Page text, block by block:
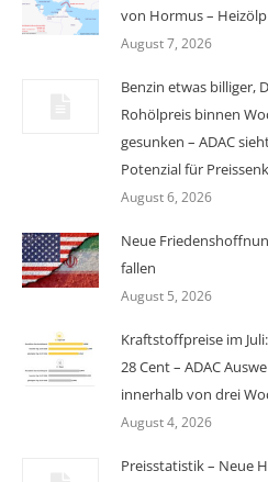
von Hormus –
August 7, 2026
Benzin etwas billiger,
Rohölpreis binnen
gesunken – ADAC
Potenzial für
August 6, 2026
Neue
fallen
August 5, 2026
Kraftstoffpreise im
28 Cent – ADAC
innerhalb von drei
August 4, 2026
Preisstatistik – Neue